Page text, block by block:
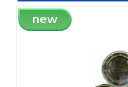
new